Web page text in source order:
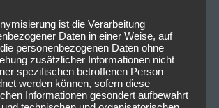
ist die Verarbeitung
Daten in einer Weise, auf
personenbezogenen Daten ohne
zusätzlicher Informationen nicht
spezifischen betroffenen Person
werden können, sofern diese
Informationen gesondert aufbewahrt